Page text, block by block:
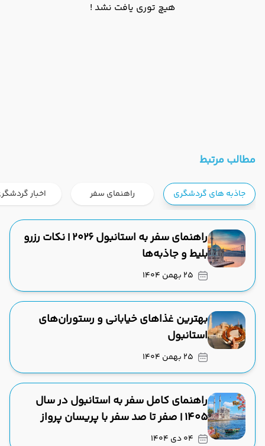
هیچ توری یافت نشد !
مطالب مرتبط
جاذبه های گردشگری راهنمای سفر اخبار
راهنمای سفر به استانبول ۲۰۲۶ | نکات رزرو
بلیط و جاذبه‌ها
25 بهمن 1404
بهترین غذاهای خیابانی و رستوران‌های
استانبول
25 بهمن 1404
راهنمای کامل سفر به استانبول در سال
۱۴۰۵ | صفر تا صد سفر با پریسان پرواز
04 دی 1404